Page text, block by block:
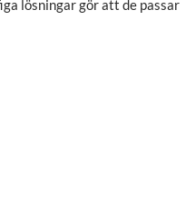
lösningar gör att de passar